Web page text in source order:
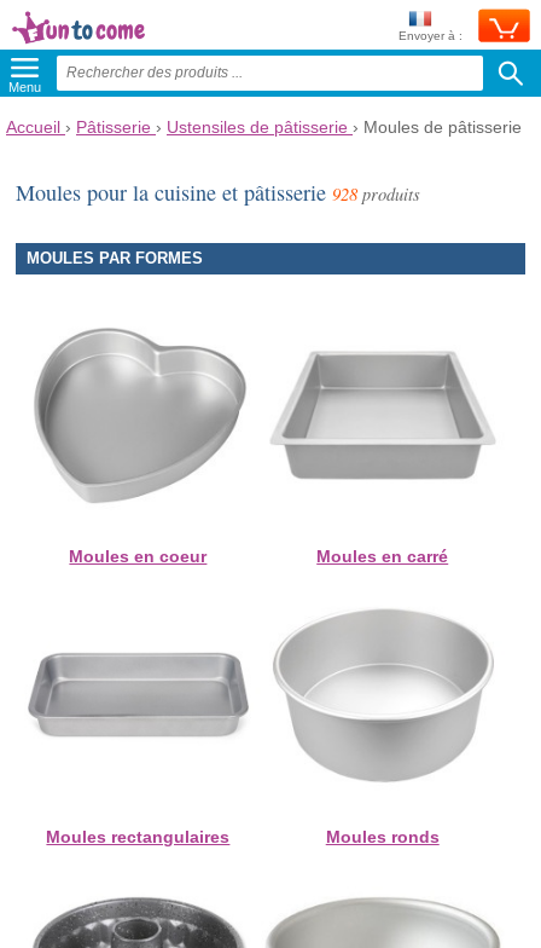
Envoyer à :
Menu
Accueil › Pâtisserie › Ustensiles de pâtisserie › Moules de pâtisserie
Moules pour la cuisine et pâtisserie928 produits
MOULES PAR FORMES
Moules en coeur Moules en carré
Moules rectangulaires Moules ronds